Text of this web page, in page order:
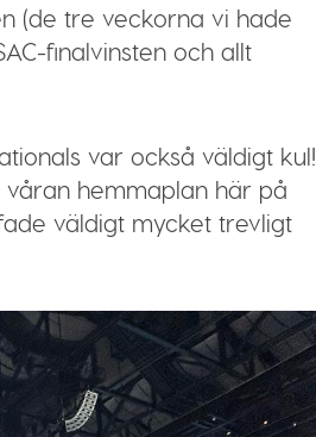
(de tre veckorna vi hade
finalvinsten och allt
var också väldigt kul!
hemmaplan här på
väldigt mycket trevligt